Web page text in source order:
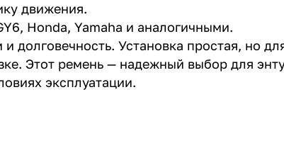
движения.
Honda, Yamaha и аналогичными.
долговечность. Установка простая, но
Этот ремень — надежный выбор для
эксплуатации.